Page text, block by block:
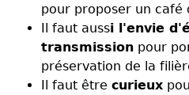
pour proposer un café
Il faut aussi l'envie
transmission pour
préservation de la
Il faut être curieux